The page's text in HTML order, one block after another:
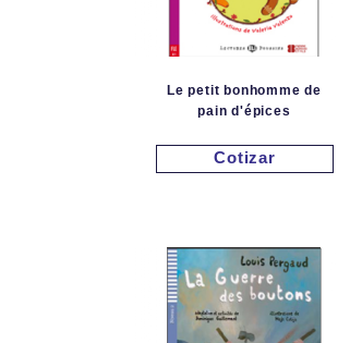
Le petit bonhomme de
pain d'épices
Cotizar